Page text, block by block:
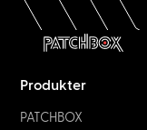
Produkter
PATCHBOX